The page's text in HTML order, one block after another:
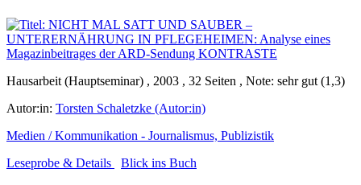
Hausarbeit (Hauptseminar) , 2003 , 32 Seiten , Note: sehr gut (1,3)
Autor:in: Torsten Schaletzke (Autor:in)
Medien / Kommunikation - Journalismus, Publizistik
Leseprobe & Details
Blick ins Buch